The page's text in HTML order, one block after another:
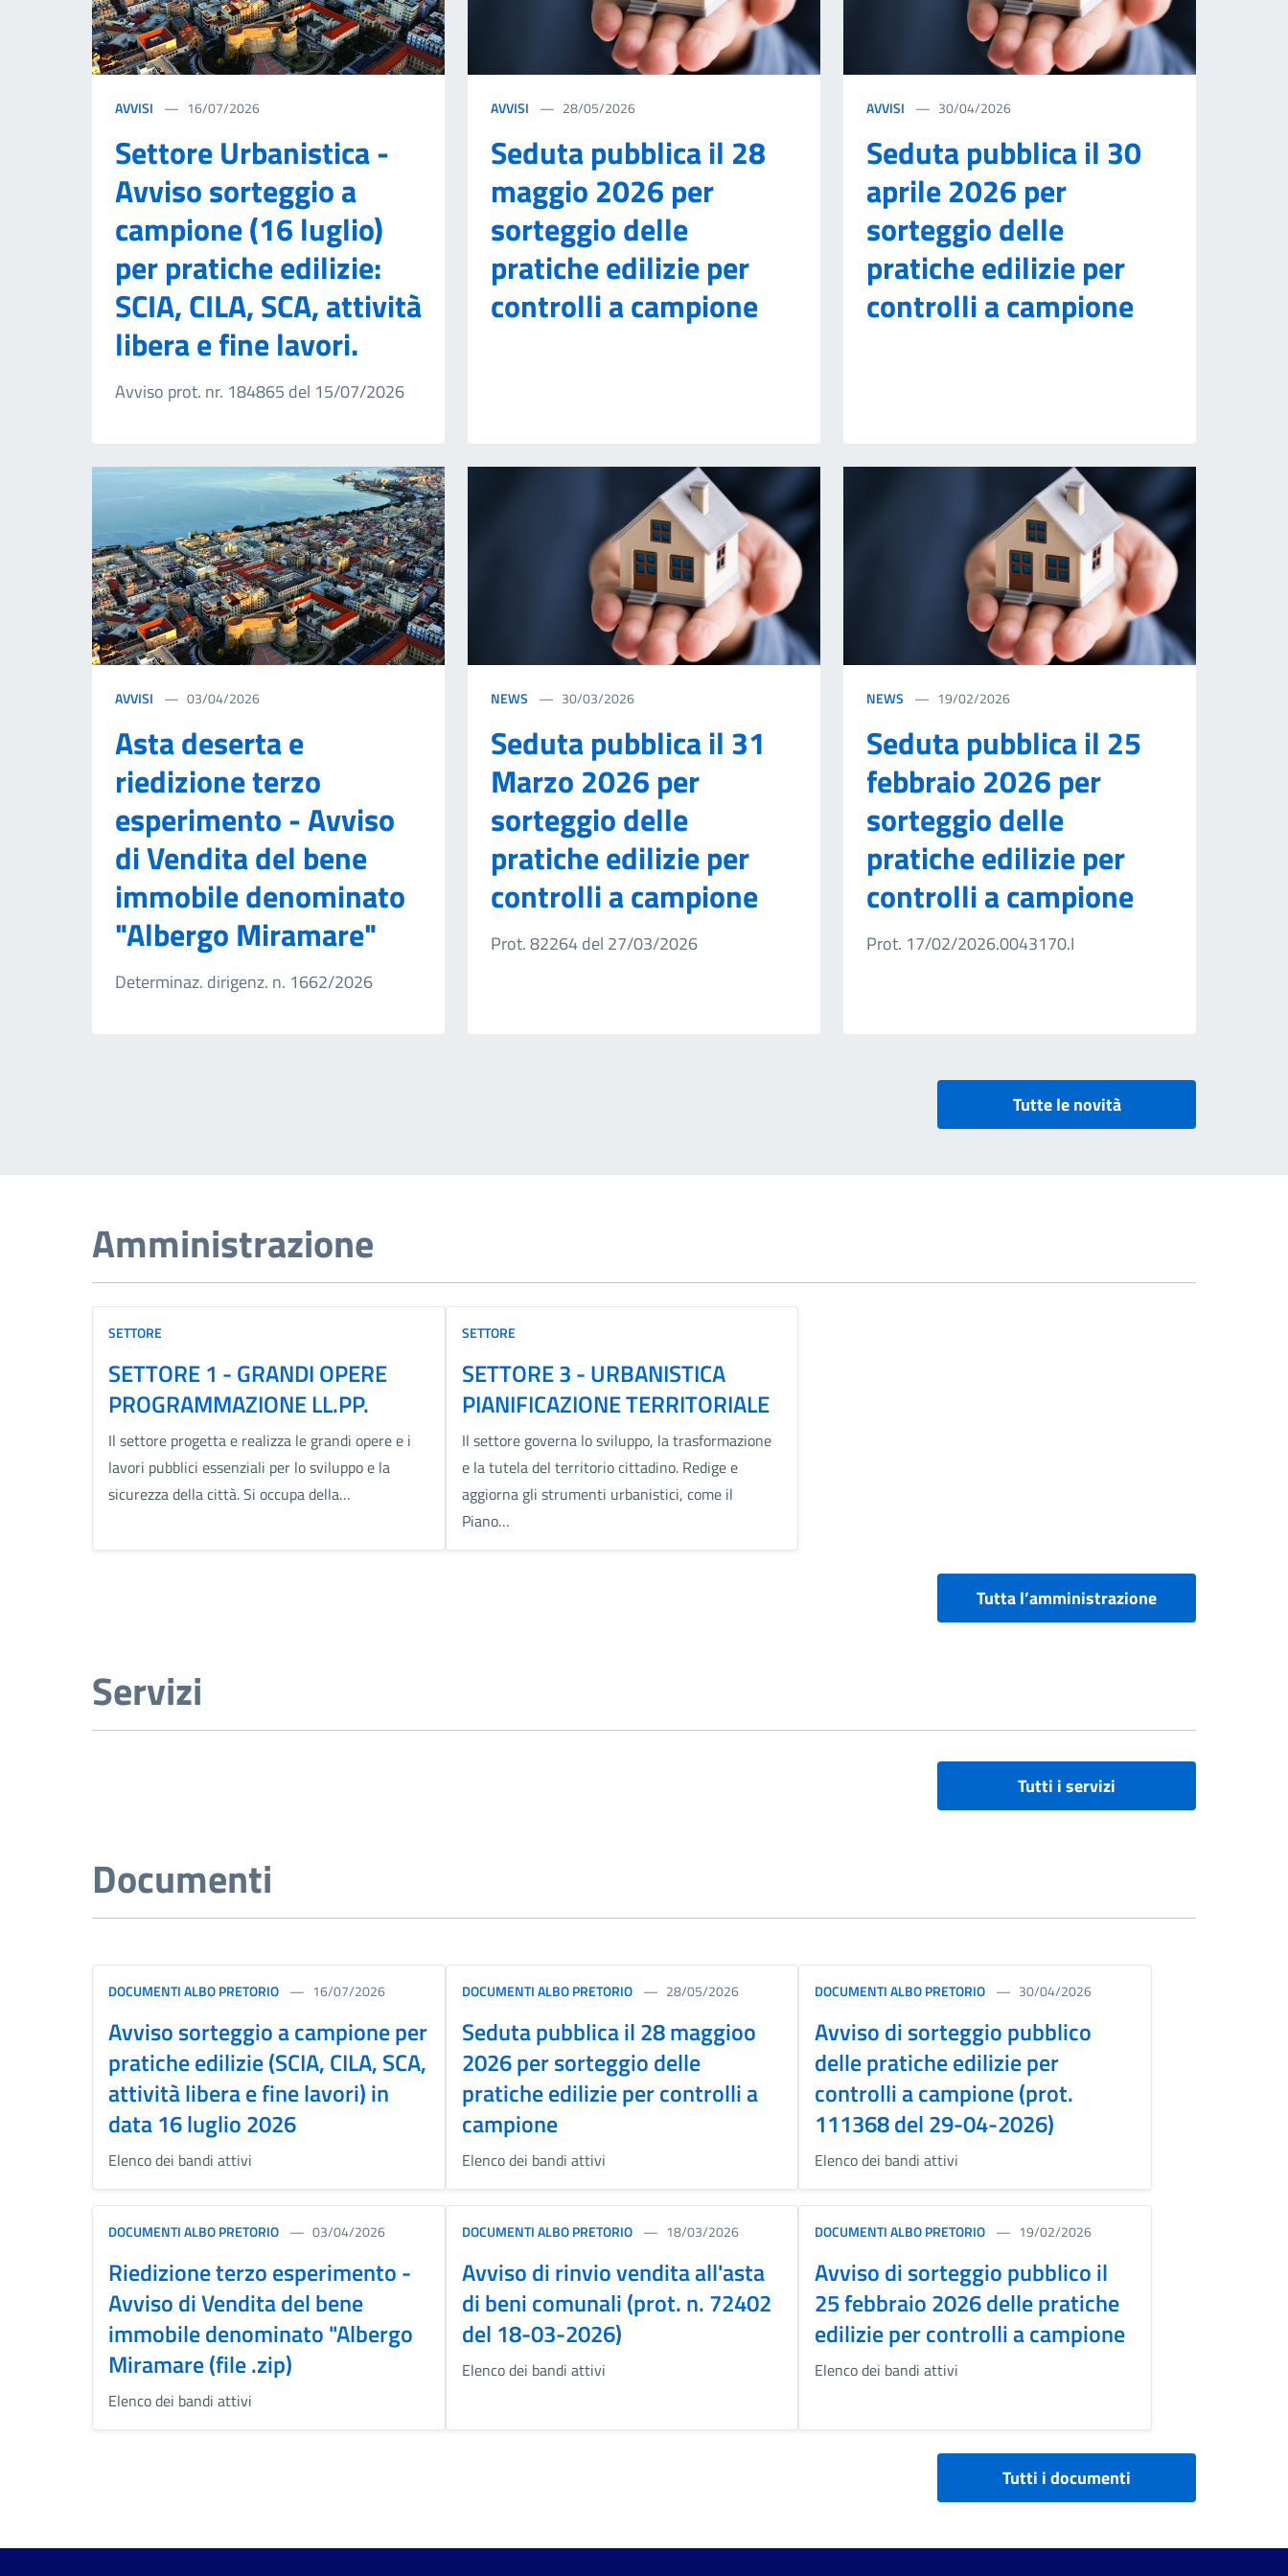
AVVISI 16/07/2026
Settore Urbanistica -
Avviso sorteggio a
campione (16 luglio)
per pratiche edilizie:
SCIA, CILA, SCA, attività
libera e fine lavori.
Avviso prot. nr. 184865 del 15/07/2026
AVVISI 28/05/2026
Seduta pubblica il 28
maggio 2026 per
sorteggio delle
pratiche edilizie per
controlli a campione
AVVISI 30/04/2026
Seduta pubblica il 30
aprile 2026 per
sorteggio delle
pratiche edilizie per
controlli a campione
AVVISI 03/04/2026
Asta deserta e
riedizione terzo
esperimento - Avviso
di Vendita del bene
immobile denominato
"Albergo Miramare"
Determinaz. dirigenz. n. 1662/2026
NEWS 30/03/2026
Seduta pubblica il 31
Marzo 2026 per
sorteggio delle
pratiche edilizie per
controlli a campione
Prot. 82264 del 27/03/2026
NEWS 19/02/2026
Seduta pubblica il 25
febbraio 2026 per
sorteggio delle
pratiche edilizie per
controlli a campione
Prot. 17/02/2026.0043170.I
Tutte le novità
Amministrazione
SETTORE
SETTORE 1 - GRANDI OPERE
PROGRAMMAZIONE LL.PP.
Il settore progetta e realizza le grandi opere e i
lavori pubblici essenziali per lo sviluppo e la
sicurezza della città. Si occupa della…
SETTORE
SETTORE 3 - URBANISTICA
PIANIFICAZIONE TERRITORIALE
Il settore governa lo sviluppo, la trasformazione
e la tutela del territorio cittadino. Redige e
aggiorna gli strumenti urbanistici, come il
Piano…
Tutta l’amministrazione
Servizi
Tutti i servizi
Documenti
DOCUMENTI ALBO PRETORIO 16/07/2026
Avviso sorteggio a campione per
pratiche edilizie (SCIA, CILA, SCA,
attività libera e fine lavori) in
data 16 luglio 2026
Elenco dei bandi attivi
DOCUMENTI ALBO PRETORIO 28/05/2026
Seduta pubblica il 28 maggioo
2026 per sorteggio delle
pratiche edilizie per controlli a
campione
Elenco dei bandi attivi
DOCUMENTI ALBO PRETORIO 30/04/2026
Avviso di sorteggio pubblico
delle pratiche edilizie per
controlli a campione (prot.
111368 del 29-04-2026)
Elenco dei bandi attivi
DOCUMENTI ALBO PRETORIO 03/04/2026
Riedizione terzo esperimento -
Avviso di Vendita del bene
immobile denominato "Albergo
Miramare (file .zip)
Elenco dei bandi attivi
DOCUMENTI ALBO PRETORIO 18/03/2026
Avviso di rinvio vendita all'asta
di beni comunali (prot. n. 72402
del 18-03-2026)
Elenco dei bandi attivi
DOCUMENTI ALBO PRETORIO 19/02/2026
Avviso di sorteggio pubblico il
25 febbraio 2026 delle pratiche
edilizie per controlli a campione
Elenco dei bandi attivi
Tutti i documenti